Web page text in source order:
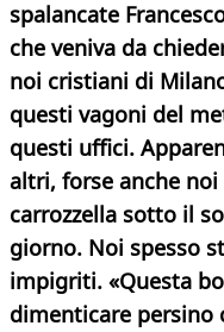
spalancate
che veniva da
noi cristiani di
questi vagoni del
questi uffici.
altri, forse anche
carrozzella sotto il
giorno. Noi spesso
impigriti. «Questa
dimenticare persino